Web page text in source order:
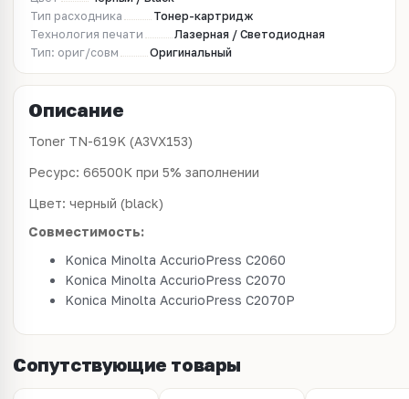
Тип расходника
Тонер-картридж
Технология печати
Лазерная / Светодиодная
Тип: ориг/совм
Оригинальный
Описание
Toner TN-619K (A3VX153)
Ресурс: 66500К при 5% заполнении
Цвет: черный (black)
Совместимость:
Konica Minolta AccurioPress C2060
Konica Minolta AccurioPress C2070
Konica Minolta AccurioPress C2070P
Сопутствующие товары